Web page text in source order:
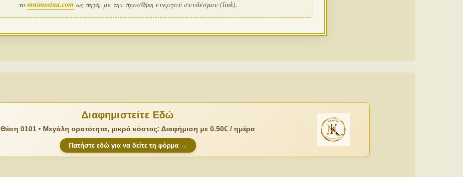
το mnimosina.com ως πηγή, με την προσθήκη ενεργού συνδέσμου (link).
Διαφημιστείτε Εδώ
Θέση 0101 • Μεγάλη ορατότητα, μικρό κόστος: Διαφήμιση με 0.50€ / ημέρα
Πατήστε εδώ για να δείτε τη φόρμα →